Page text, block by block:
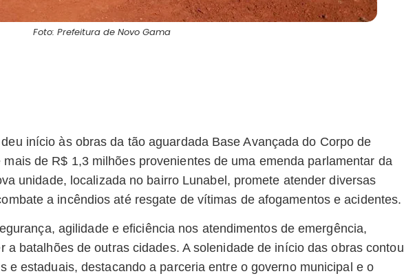
Foto: Prefeitura de Novo Gama
início às obras da tão aguardada Base Avançada do Corpo de
de R$ 1,3 milhões provenientes de uma emenda parlamentar da
unidade, localizada no bairro Lunabel, promete atender diversas
a incêndios até resgate de vítimas de afogamentos e acidentes.
agilidade e eficiência nos atendimentos de emergência,
a batalhões de outras cidades. A solenidade de início das obras contou
e estaduais, destacando a parceria entre o governo municipal e o